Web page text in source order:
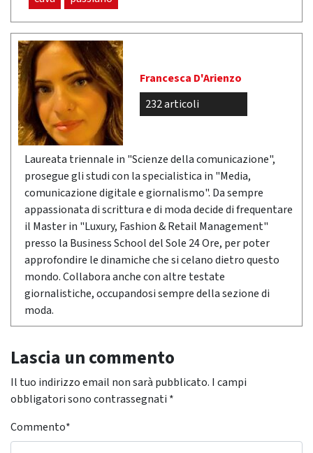
Francesca D'Arienzo
232 articoli
Laureata triennale in "Scienze della comunicazione",
prosegue gli studi con la specialistica in "Media,
comunicazione digitale e giornalismo". Da sempre
appassionata di scrittura e di moda decide di frequentare
il Master in "Luxury, Fashion & Retail Management"
presso la Business School del Sole 24 Ore, per poter
approfondire le dinamiche che si celano dietro questo
mondo. Collabora anche con altre testate
giornalistiche, occupandosi sempre della sezione di
moda.
Lascia un commento
Il tuo indirizzo email non sarà pubblicato. I campi
obbligatori sono contrassegnati *
Commento*